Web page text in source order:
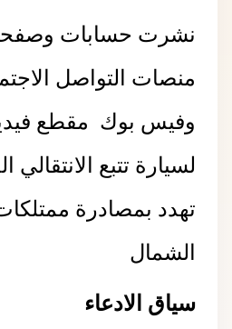
نشرت حسابات
منصات التواصل
وفيس بوك مقطع
لسيارة تتبع
تهدد بمصادرة
الشمال
سياق الادعاء